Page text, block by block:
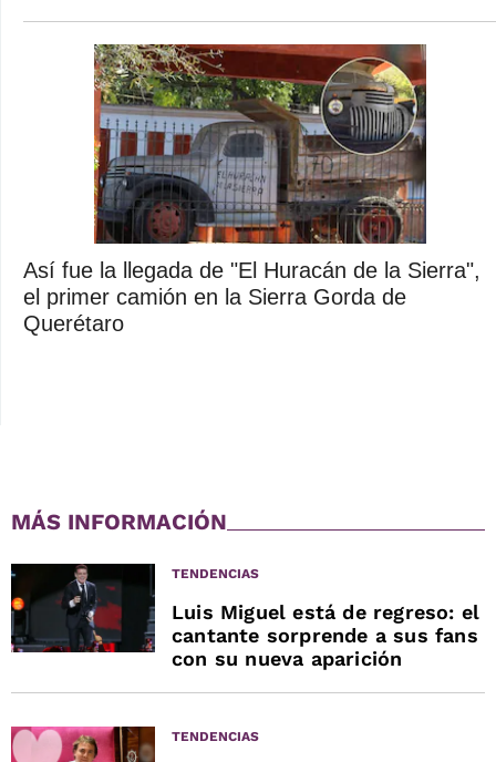
Así fue la llegada de "El Huracán de la Sierra",
el primer camión en la Sierra Gorda de
Querétaro
MÁS INFORMACIÓN
TENDENCIAS
Luis Miguel está de regreso: el
cantante sorprende a sus fans
con su nueva aparición
TENDENCIAS